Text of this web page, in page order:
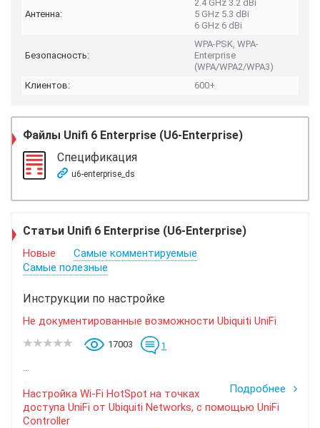
Антенна:
2.4 GHz 3.2 dBi
5 GHz 5.3 dBi
6 GHz 6 dBi
Безопасность:
WPA-PSK, WPA-
Enterprise
(WPA/WPA2/WPA3)
Клиентов:
600+
Файлы Unifi 6 Enterprise (U6-Enterprise)
Спецификация
u6-enterprise_ds
Статьи Unifi 6 Enterprise (U6-Enterprise)
Новые
Самые комментируемые
Самые полезные
Инструкции по настройке
Не документированные возможности Ubiquiti UniFi
17003 1
...
Подробнее
Настройка Wi-Fi HotSpot на точках
доступа UniFi от Ubiquiti Networks, с помощью UniFi
Controller